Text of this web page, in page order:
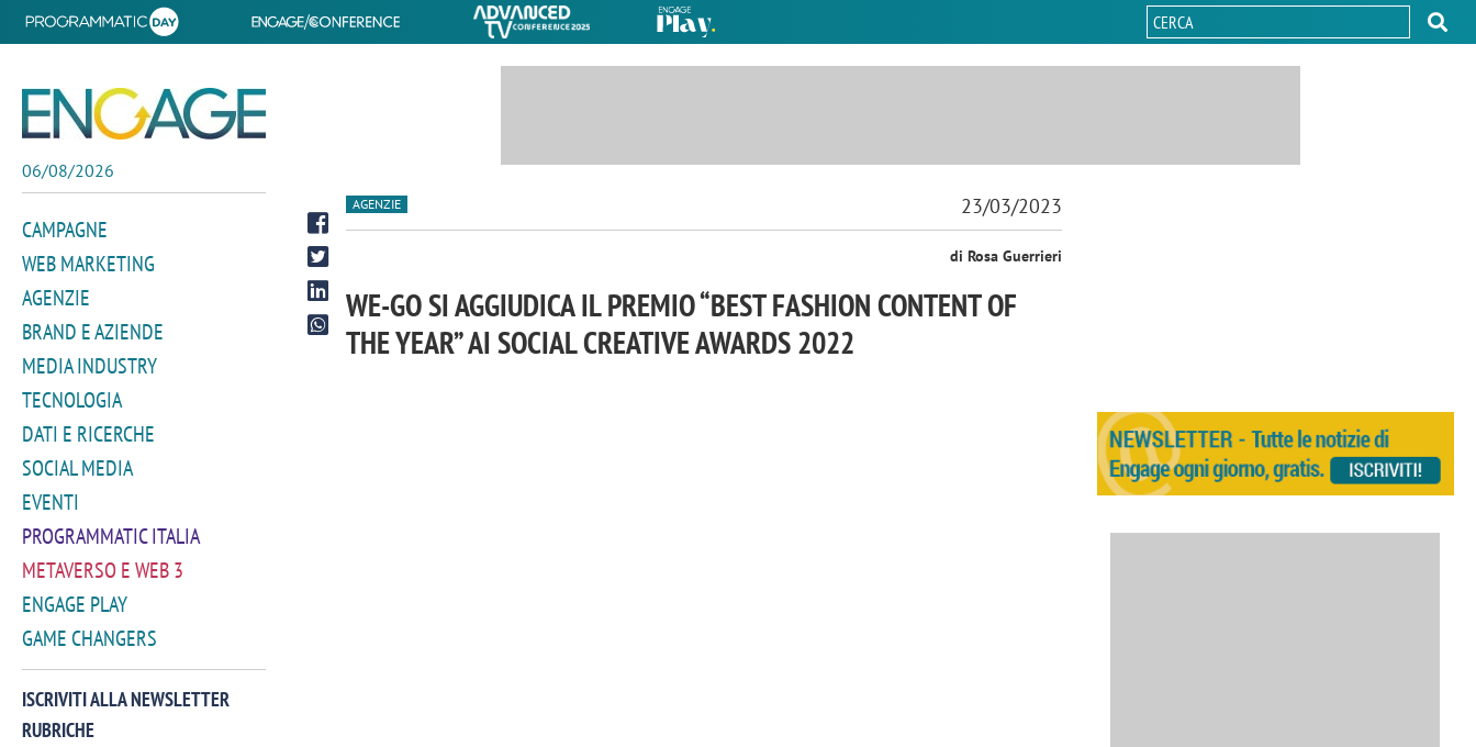
06/08/2026
CAMPAGNE
WEB MARKETING
AGENZIE
BRAND E AZIENDE
MEDIA INDUSTRY
TECNOLOGIA
DATI E RICERCHE
SOCIAL MEDIA
EVENTI
PROGRAMMATIC ITALIA
METAVERSO E WEB 3
ENGAGE PLAY
GAME CHANGERS
ISCRIVITI ALLA NEWSLETTER
RUBRICHE
AGENZIE 23/03/2023
di Rosa Guerrieri
WE-GO SI AGGIUDICA IL PREMIO “BEST FASHION CONTENT OF
THE YEAR” AI SOCIAL CREATIVE AWARDS 2022